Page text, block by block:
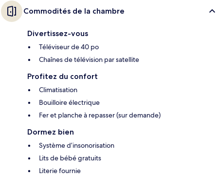
Commodités de la chambre
Divertissez-vous
Téléviseur de 40 po
Chaînes de télévision par satellite
Profitez du confort
Climatisation
Bouilloire électrique
Fer et planche à repasser (sur demande)
Dormez bien
Système d’insonorisation
Lits de bébé gratuits
Literie fournie